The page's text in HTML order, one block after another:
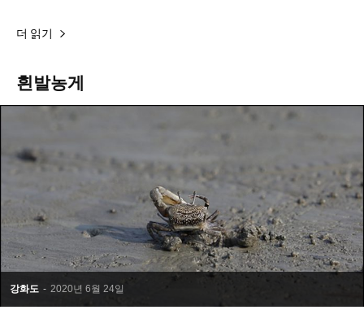
더 읽기
흰발농게
강화도 - 2020년 6월 24일